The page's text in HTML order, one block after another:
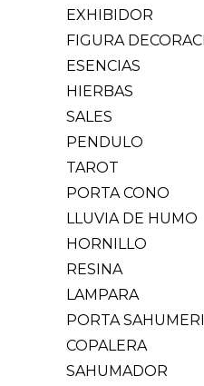
EXHIBIDOR
FIGURA
ESENCIAS
HIERBAS
SALES
PENDULO
TAROT
PORTA CONO
LLUVIA DE HUMO
HORNILLO
RESINA
LAMPARA
PORTA
COPALERA
SAHUMADOR